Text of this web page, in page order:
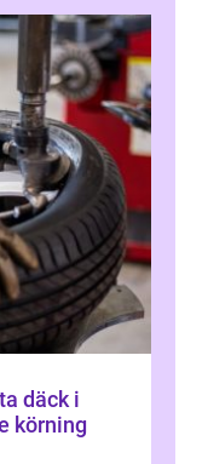
däck i
körning